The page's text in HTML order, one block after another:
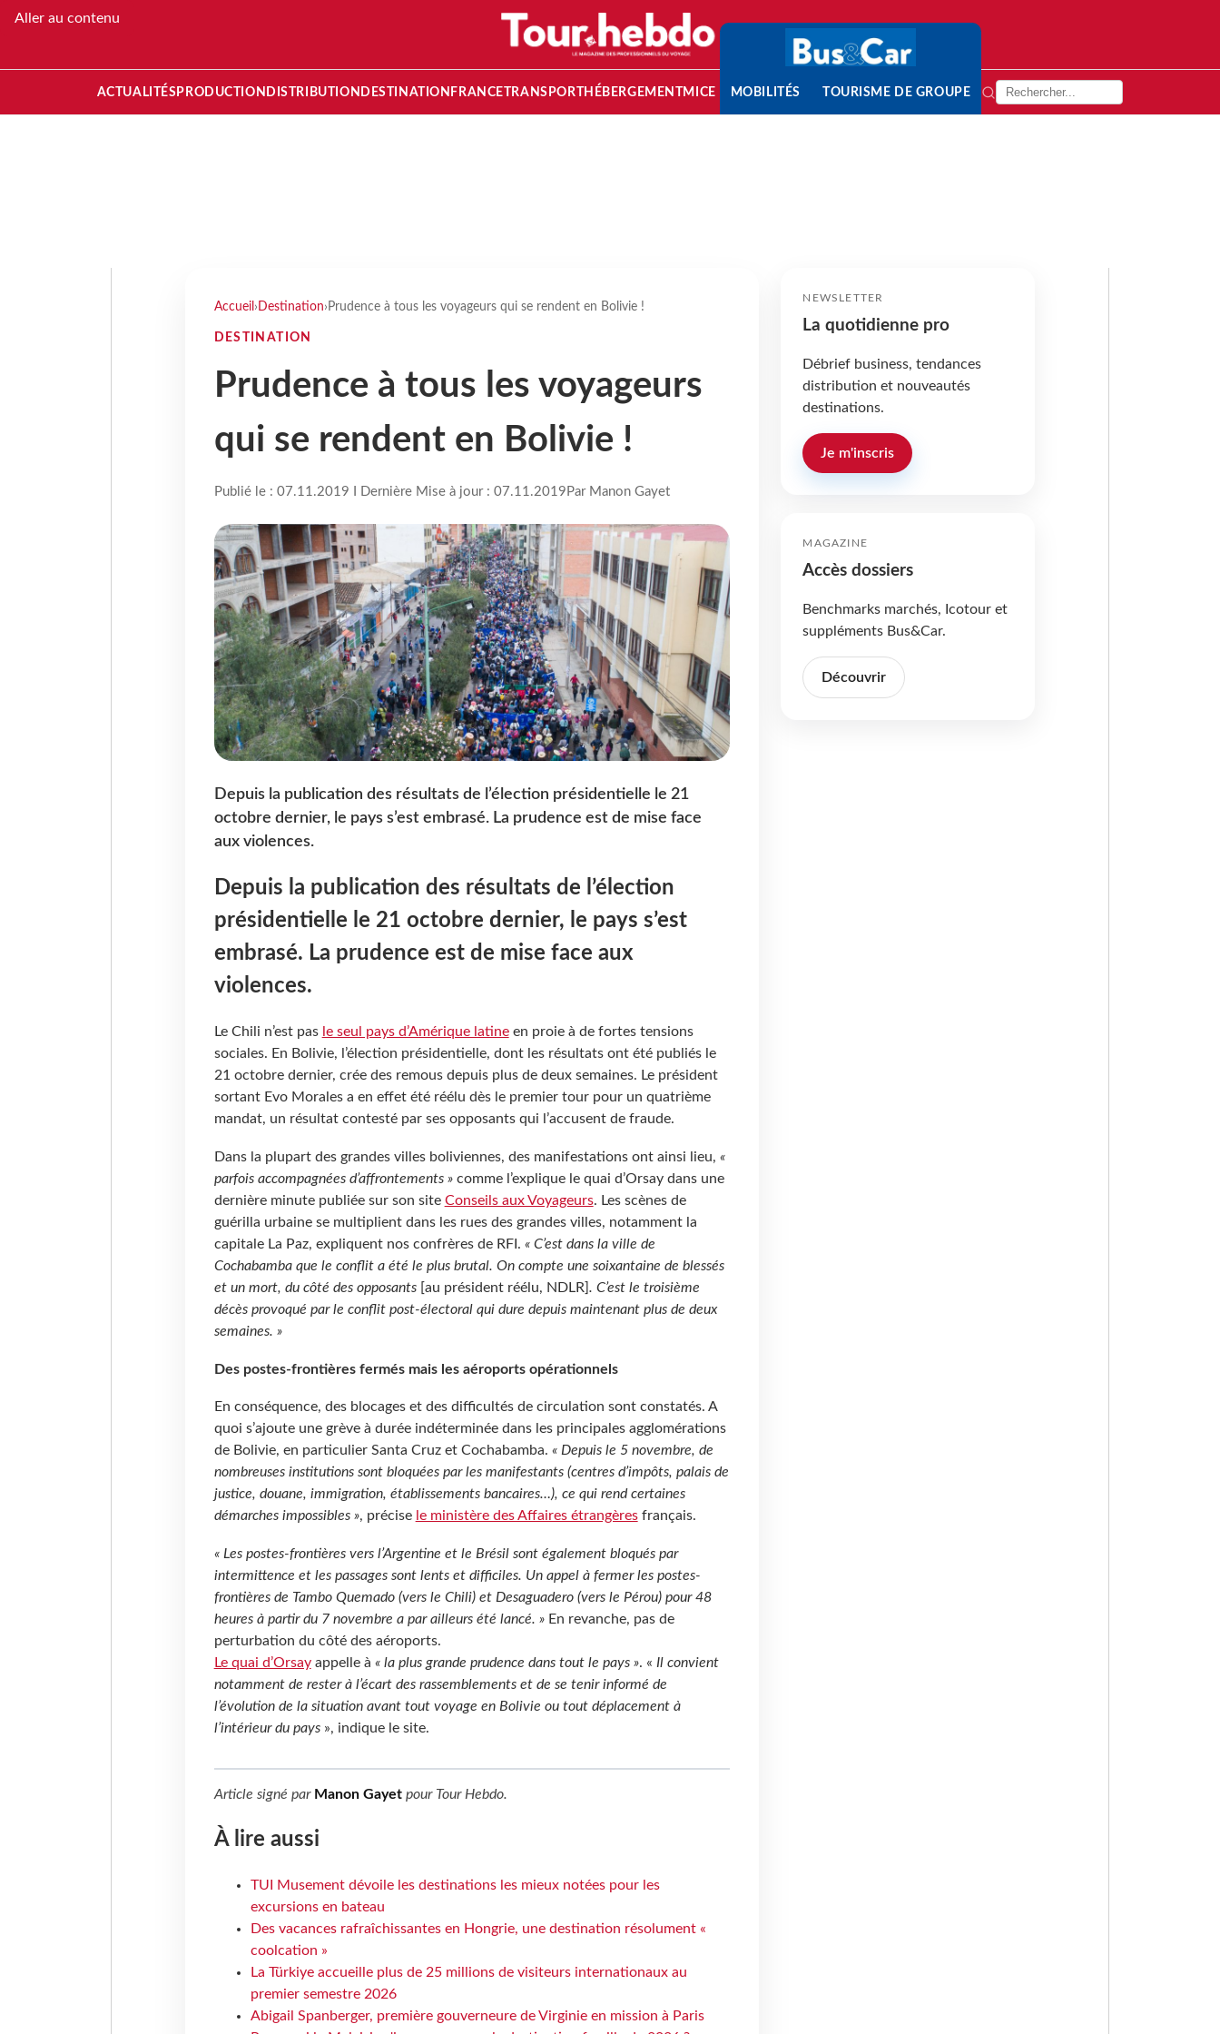
Aller au contenu
ACTUALITÉS PRODUCTION DISTRIBUTION DESTINATION FRANCETRANSPORT HÉBERGEMENTMICE MOBILITÉS TOURISME DE GROUPE
Accueil › Destination› Prudence à tous les voyageurs qui se rendent en Bolivie !
DESTINATION
Prudence à tous les voyageurs
qui se rendent en Bolivie !
Publié le : 07.11.2019 I Dernière Mise à jour : 07.11.2019 Par Manon Gayet
Depuis la publication des résultats de l’élection présidentielle le 21
octobre dernier, le pays s’est embrasé. La prudence est de mise face
aux violences.
Depuis la publication des résultats de l’élection
présidentielle le 21 octobre dernier, le pays s’est
embrasé. La prudence est de mise face aux
violences.
Le Chili n’est pas le seul pays d’Amérique latineen proie à de fortes tensions
sociales. En Bolivie, l’élection présidentielle, dont les résultats ont été publiés le
21 octobre dernier, crée des remous depuis plus de deux semaines. Le président
sortant Evo Morales a en effet été réélu dès le premier tour pour un quatrième
mandat, un résultat contesté par ses opposants qui l’accusent de fraude.
Dans la plupart des grandes villes boliviennes, des manifestations ont ainsi lieu, «
parfois accompagnées d’affrontements »comme l’explique le quai d’Orsay dans une
dernière minute publiée sur son site Conseils aux Voyageurs. Les scènes de
guérilla urbaine se multiplient dans les rues des grandes villes, notamment la
capitale La Paz, expliquent nos confrères de RFI. « C’est dans la ville de
Cochabamba que le conflit a été le plus brutal. On compte une soixantaine de blessés
et un mort, du côté des opposants [au président réélu, NDLR]. C’est le troisième
décès provoqué par le conflit post-électoral qui dure depuis maintenant plus de deux
semaines. »
Des postes-frontières fermés mais les aéroports opérationnels
En conséquence, des blocages et des difficultés de circulation sont constatés. A
quoi s’ajoute une grève à durée indéterminée dans les principales agglomérations
de Bolivie, en particulier Santa Cruz et Cochabamba. « Depuis le 5 novembre, de
nombreuses institutions sont bloquées par les manifestants (centres d’impôts, palais de
justice, douane, immigration, établissements bancaires…), ce qui rend certaines
démarches impossibles », précise le ministère des Affaires étrangèresfrançais.
« Les postes-frontières vers l’Argentine et le Brésil sont également bloqués par
intermittence et les passages sont lents et difficiles. Un appel à fermer les postes-
frontières de Tambo Quemado (vers le Chili) et Desaguadero (vers le Pérou) pour 48
heures à partir du 7 novembre a par ailleurs été lancé. »En revanche, pas de
perturbation du côté des aéroports.
Le quai d’Orsayappelle à « la plus grande prudence dans tout le pays ». « Il convient
notamment de rester à l’écart des rassemblements et de se tenir informé de
l’évolution de la situation avant tout voyage en Bolivie ou tout déplacement à
l’intérieur du pays», indique le site.
Article signé par Manon Gayetpour Tour Hebdo.
À lire aussi
TUI Musement dévoile les destinations les mieux notées pour les
excursions en bateau
Des vacances rafraîchissantes en Hongrie, une destination résolument «
coolcation »
La Türkiye accueille plus de 25 millions de visiteurs internationaux au
premier semestre 2026
Abigail Spanberger, première gouverneure de Virginie en mission à Paris
NEWSLETTER
La quotidienne pro
Débrief business, tendances
distribution et nouveautés
destinations.
Je m'inscris
MAGAZINE
Accès dossiers
Benchmarks marchés, Icotour et
suppléments Bus&Car.
Découvrir